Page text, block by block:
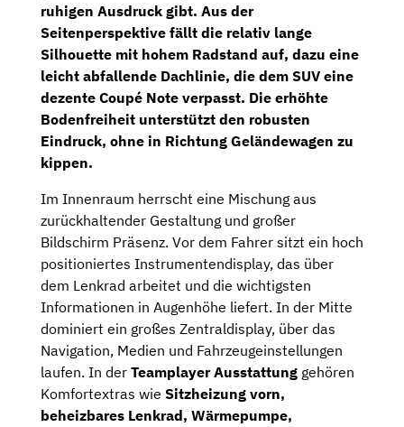
ruhigen Ausdruck gibt. Aus der
Seitenperspektive fällt die relativ lange
Silhouette mit hohem Radstand auf, dazu eine
leicht abfallende Dachlinie, die dem SUV eine
dezente Coupé Note verpasst. Die erhöhte
Bodenfreiheit unterstützt den robusten
Eindruck, ohne in Richtung Geländewagen zu
kippen.
Im Innenraum herrscht eine Mischung aus
zurückhaltender Gestaltung und großer
Bildschirm Präsenz. Vor dem Fahrer sitzt ein hoch
positioniertes Instrumentendisplay, das über
dem Lenkrad arbeitet und die wichtigsten
Informationen in Augenhöhe liefert. In der Mitte
dominiert ein großes Zentraldisplay, über das
Navigation, Medien und Fahrzeugeinstellungen
laufen. In der Teamplayer Ausstattung gehören
Komfortextras wie Sitzheizung vorn,
beheizbares Lenkrad, Wärmepumpe,